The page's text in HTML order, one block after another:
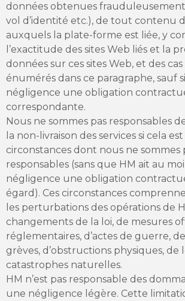
données obtenues
vol d’identité etc.), de tout contenu
auxquels la plate-forme est liée, y
l’exactitude des sites Web liés et la
données sur ces sites Web, et des cas
énumérés dans ce paragraphe, sauf
négligence une obligation
correspondante.
Nous ne sommes pas responsables
la non-livraison des services si cela
circonstances dont nous ne sommes
responsables (sans que HM ait au
négligence une obligation
égard). Ces circonstances
les perturbations des opérations de
changements de la loi, de mesures
réglementaires, d’actes de guerre,
grèves, d’obstructions physiques,
catastrophes naturelles.
HM n’est pas responsable des
une négligence légère. Cette